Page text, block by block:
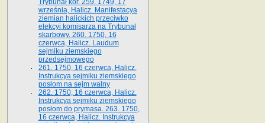
Trybunał kor. 259. 1749, 17
września, Halicz. Manifestacya
ziemian halickich przeciwko
elekcyi komisarza na Trybunał
skarbowy. 260. 1750, 16
czerwca, Halicz. Laudum
sejmiku ziemskiego
przedsejmowego
261. 1750, 16 czerwca, Halicz.
Instrukcya sejmiku ziemskiego
posłom na sejm walny
262. 1750, 16 czerwca, Halicz.
Instrukcya sejmiku ziemskiego
posłom do prymasa. 263. 1750,
16 czerwca, Halicz. Instrukcya